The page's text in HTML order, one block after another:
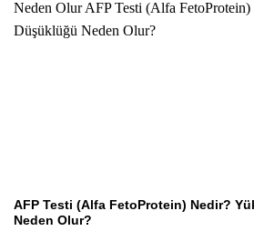
AFP Testi (Alfa FetoProtein) Nedir?
Neden Olur?